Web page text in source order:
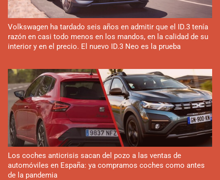
Volkswagen ha tardado seis años en admitir que el ID.3 tenía
razón en casi todo menos en los mandos, en la calidad de su
interior y en el precio. El nuevo ID.3 Neo es la prueba
Los coches anticrisis sacan del pozo a las ventas de
automóviles en España: ya compramos coches como antes
de la pandemia